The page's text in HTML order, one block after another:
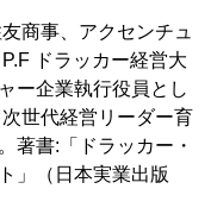
商事、アクセンチュ
ドラッカー経営大
ー企業執行役員とし
世代経営リーダー育
著書:「ドラッカー・
」（日本実業出版